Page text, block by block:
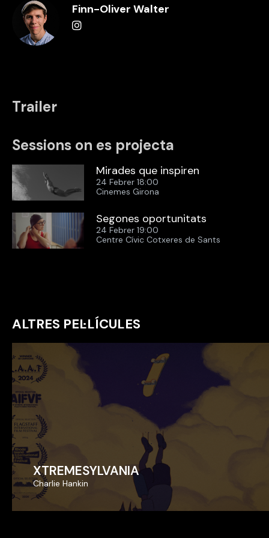
Finn-Oliver Walter
Trailer
Sessions on es projecta
Mirades que inspiren
24 Febrer 18:00
Cinemes Girona
Segones oportunitats
24 Febrer 19:00
Centre Cívic Cotxeres de Sants
ALTRES PEL·LÍCULES
XTREMESYLVANIA
Charlie Hankin
XTREMESYLVANIA
Charlie Hankin